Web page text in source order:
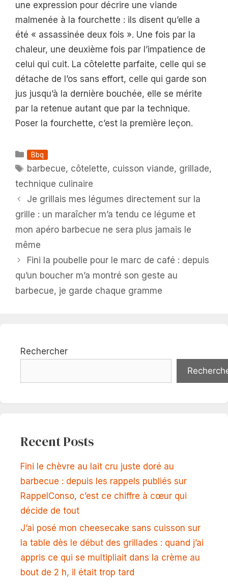
une expression pour décrire une viande
malmenée à la fourchette : ils disent qu’elle a
été « assassinée deux fois ». Une fois par la
chaleur, une deuxième fois par l’impatience de
celui qui cuit. La côtelette parfaite, celle qui se
détache de l’os sans effort, celle qui garde son
jus jusqu’à la dernière bouchée, elle se mérite
par la retenue autant que par la technique.
Poser la fourchette, c’est la première leçon.
Catégories
Bbq
Étiquettes
barbecue, côtelette, cuisson viande, grillade,
technique culinaire
Je grillais mes légumes directement sur la
grille : un maraîcher m’a tendu ce légume et
mon apéro barbecue ne sera plus jamais le
même
Fini la poubelle pour le marc de café : depuis
qu’un boucher m’a montré son geste au
barbecue, je garde chaque gramme
Rechercher
Recent Posts
Fini le chèvre au lait cru juste doré au
barbecue : depuis les rappels publiés sur
RappelConso, c’est ce chiffre à cœur qui
décide de tout
J’ai posé mon cheesecake sans cuisson sur
la table dès le début des grillades : quand j’ai
appris ce qui se multipliait dans la crème au
bout de 2 h, il était trop tard